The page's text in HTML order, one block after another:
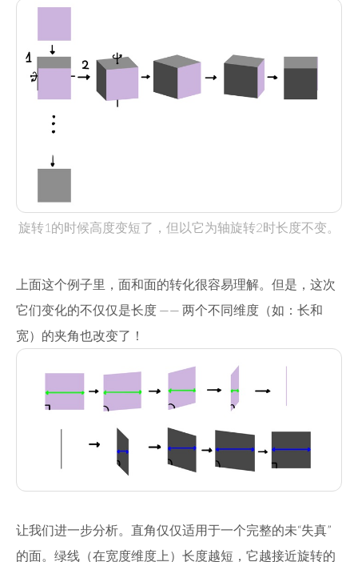
旋转1的时候高度变短了，但以它为轴旋转2时长度不变。
上面这个例子里，面和面的转化很容易理解。但是，这次
它们变化的不仅仅是长度 —— 两个不同维度（如：长和
宽）的夹角也改变了！
让我们进一步分析。直角仅仅适用于一个完整的未“失真”
的面。绿线（在宽度维度上）长度越短，它越接近旋转的